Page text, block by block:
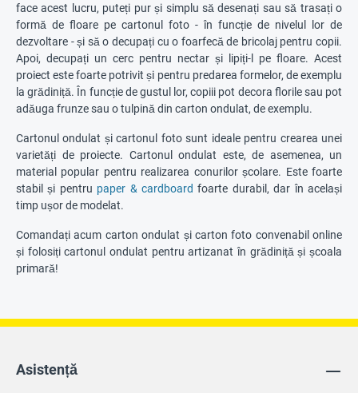
face acest lucru, puteți pur și simplu să desenați sau să trasați o
formă de floare pe cartonul foto - în funcție de nivelul lor de
dezvoltare - și să o decupați cu o foarfecă de bricolaj pentru copii.
Apoi, decupați un cerc pentru nectar și lipiți-l pe floare. Acest
proiect este foarte potrivit și pentru predarea formelor, de exemplu
la grădiniță. În funcție de gustul lor, copiii pot decora florile sau pot
adăuga frunze sau o tulpină din carton ondulat, de exemplu.
Cartonul ondulat și cartonul foto sunt ideale pentru crearea unei
varietăți de proiecte. Cartonul ondulat este, de asemenea, un
material popular pentru realizarea conurilor școlare. Este foarte
stabil și pentru paper & cardboard foarte durabil, dar în același
timp ușor de modelat.
Comandați acum carton ondulat și carton foto convenabil online
și folosiți cartonul ondulat pentru artizanat în grădiniță și școala
primară!
Asistență